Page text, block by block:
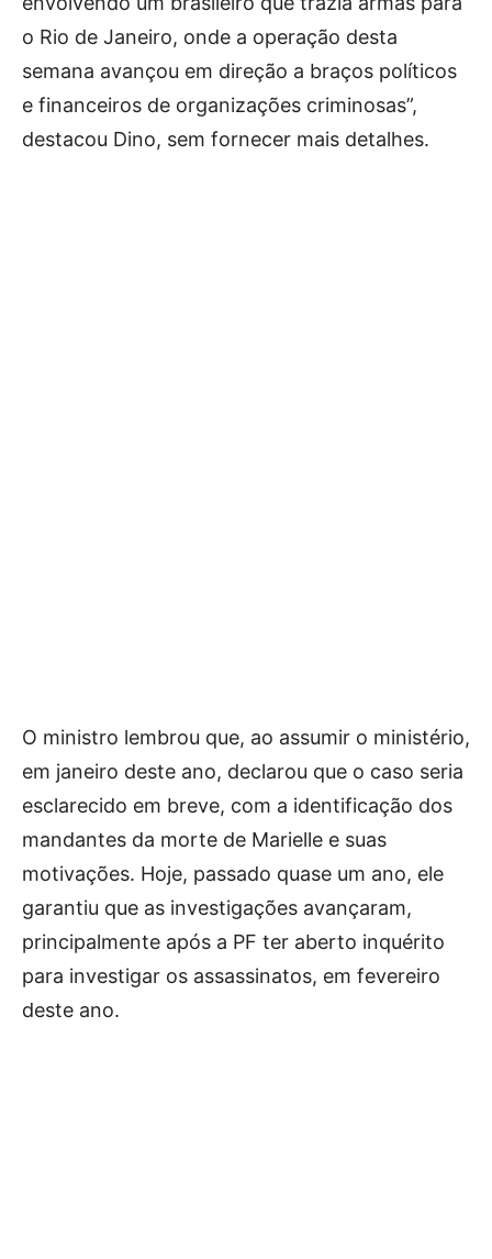
o Rio de Janeiro, onde a operação desta
semana avançou em direção a braços políticos
e financeiros de organizações criminosas”,
destacou Dino, sem fornecer mais detalhes.
O ministro lembrou que, ao assumir o ministério,
em janeiro deste ano, declarou que o caso seria
esclarecido em breve, com a identificação dos
mandantes da morte de Marielle e suas
motivações. Hoje, passado quase um ano, ele
garantiu que as investigações avançaram,
principalmente após a PF ter aberto inquérito
para investigar os assassinatos, em fevereiro
deste ano.